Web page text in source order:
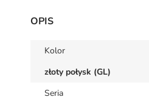
OPIS
Kolor
złoty połysk (GL)
Seria